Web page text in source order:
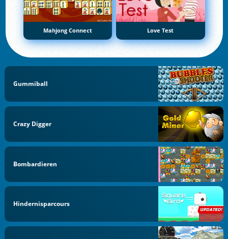
Mahjong Connect Love Test
Gummiball
Crazy Digger
Bombardieren
Hindernisparcours